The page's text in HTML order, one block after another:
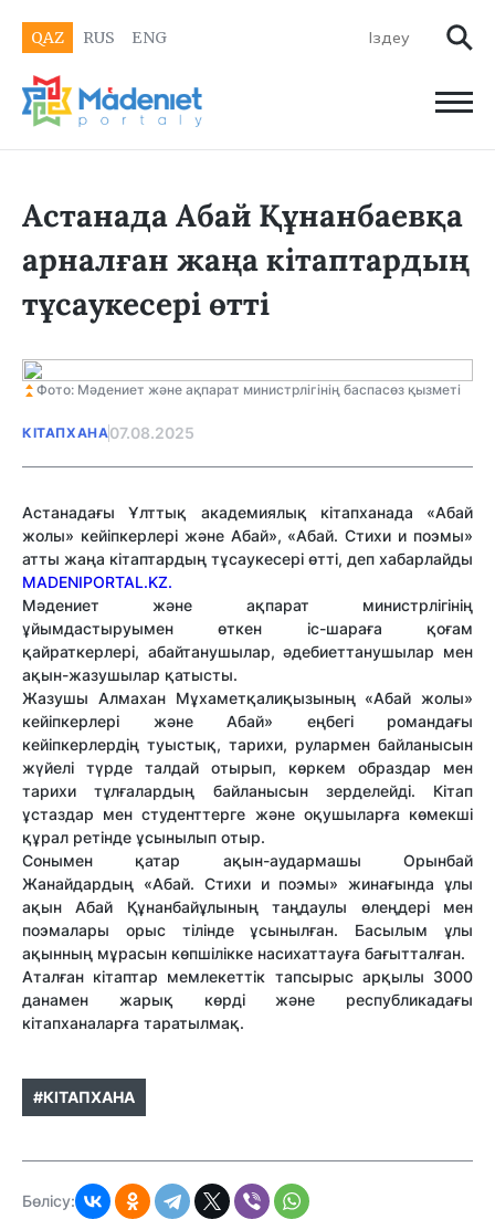
QAZ RUS ENG
Астанада Абай Құнанбаевқа
арналған жаңа кітаптардың
тұсаукесері өтті
Фото: Мәдениет және ақпарат министрлігінің баспасөз қызметі
КІТАПХАНА07.08.2025
Астанадағы Ұлттық академиялық кітапханада «Абай
жолы» кейіпкерлері және Абай», «Абай. Стихи и поэмы»
атты жаңа кітаптардың тұсаукесері өтті, деп хабарлайды
MADENIPORTAL.KZ.
Мәдениет және ақпарат министрлігінің
ұйымдастыруымен өткен іс-шараға қоғам
қайраткерлері, абайтанушылар, әдебиеттанушылар мен
ақын-жазушылар қатысты.
Жазушы Алмахан Мұхаметқалиқызының «Абай жолы»
кейіпкерлері және Абай» еңбегі романдағы
кейіпкерлердің туыстық, тарихи, рулармен байланысын
жүйелі түрде талдай отырып, көркем образдар мен
тарихи тұлғалардың байланысын зерделейді. Кітап
ұстаздар мен студенттерге және оқушыларға көмекші
құрал ретінде ұсынылып отыр.
Сонымен қатар ақын-аудармашы Орынбай
Жанайдардың «Абай. Стихи и поэмы» жинағында ұлы
ақын Абай Құнанбайұлының таңдаулы өлеңдері мен
поэмалары орыс тілінде ұсынылған. Басылым ұлы
ақынның мұрасын көпшілікке насихаттауға бағытталған.
Аталған кітаптар мемлекеттік тапсырыс арқылы 3000
данамен жарық көрді және республикадағы
кітапханаларға таратылмақ.
#КІТАПХАНА
Бөлісу: